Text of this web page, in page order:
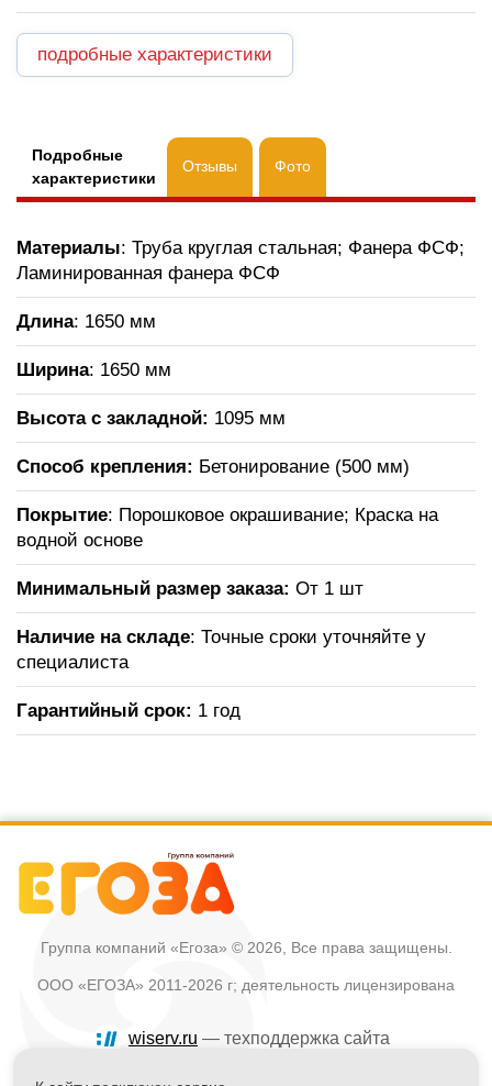
подробные характеристики
Подробные
характеристики
Отзывы Фото
Материалы: Труба круглая стальная; Фанера ФСФ;
Ламинированная фанера ФСФ
Длина: 1650 мм
Ширина: 1650 мм
Высота с закладной: 1095 мм
Способ крепления: Бетонирование (500 мм)
Покрытие: Порошковое окрашивание; Краска на
водной основе
Минимальный размер заказа: От 1 шт
Наличие на складе: Точные сроки уточняйте у
специалиста
Гарантийный срок: 1 год
Группа компаний «Егоза» © 2026, Все права защищены.
ООО «ЕГОЗА» 2011-2026 г; деятельность лицензирована
wiserv.ru — техподдержка сайта
Политика в отношении обработки персональных данных